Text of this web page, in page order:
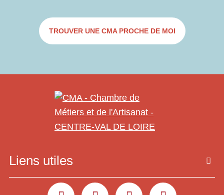
TROUVER UNE CMA PROCHE DE MOI
Liens utiles